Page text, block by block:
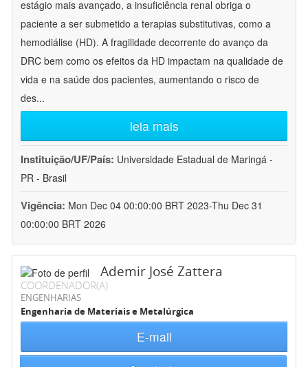
estágio mais avançado, a insuficiência renal obriga o
paciente a ser submetido a terapias substitutivas, como a
hemodiálise (HD). A fragilidade decorrente do avanço da
DRC bem como os efeitos da HD impactam na qualidade de
vida e na saúde dos pacientes, aumentando o risco de
des...
leia mais
Instituição/UF/País: Universidade Estadual de Maringá -
PR - Brasil
Vigência: Mon Dec 04 00:00:00 BRT 2023-Thu Dec 31
00:00:00 BRT 2026
Ademir José Zattera
COORDENADOR(A)
ENGENHARIAS
Engenharia de Materiais e Metalúrgica
E-mail